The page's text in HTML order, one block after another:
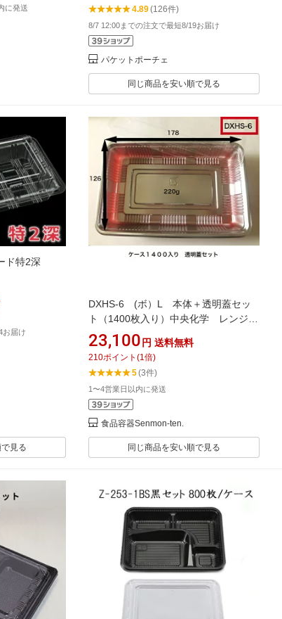
に発送 4.89(126件)
8/7 12:00までの注文で最短8/19お届け
パケットポーチェ
同じ商品を安い順で見る
ド特2深
お届け
見る
DXHS-6 (ボ）L 本体＋透明蓋セッ
ト（1400枚入り）中央化学 レンジ
× 弁当容器 使い捨て容器 惣菜容
器 テイクアウト容器
23,100 円 送料無料
210ポイント (1倍)
5(3件)
1〜4営業日以内に発送
食品容器Senmon-ten.
同じ商品を安い順で見る